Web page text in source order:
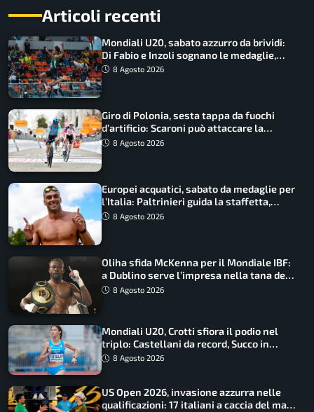
Articoli recenti
Mondiali U20, sabato azzurro da brividi:
Di Fabio e Inzoli sognano le medaglie,
Castellani e Succo in finale
8 Agosto 2026
Giro di Polonia, sesta tappa da fuochi
d’artificio: Scaroni può attaccare la
maglia di Lemmen
8 Agosto 2026
Europei acquatici, sabato da medaglie per
l’Italia: Paltrinieri guida la staffetta,
Barnabà sogna l’oro dalle grandi altezze
8 Agosto 2026
Oliha sfida McKenna per il Mondiale IBF:
a Dublino serve l’impresa nella tana del
lupo8 Agosto 2026
Mondiali U20, Crotti sfiora il podio nel
triplo: Castellani da record, Succo in
finale
8 Agosto 2026
US Open 2026, invasione azzurra nelle
qualificazioni: 17 italiani a caccia del main